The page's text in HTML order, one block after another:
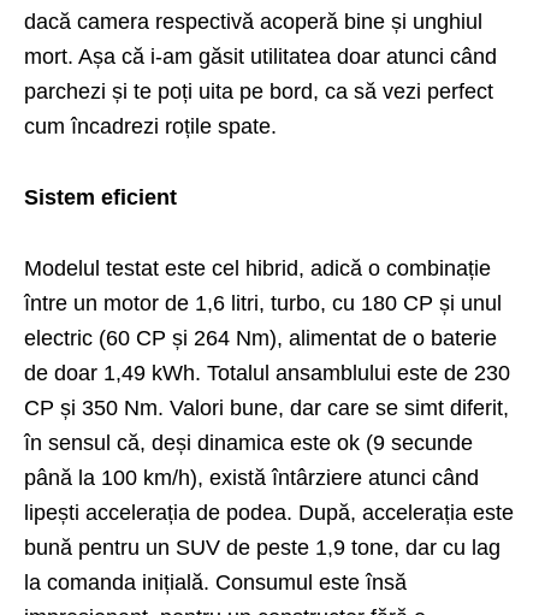
dacă camera respectivă acoperă bine și unghiul
mort. Așa că i-am găsit utilitatea doar atunci când
parchezi și te poți uita pe bord, ca să vezi perfect
cum încadrezi roțile spate.
Sistem eficient
Modelul testat este cel hibrid, adică o combinație
între un motor de 1,6 litri, turbo, cu 180 CP și unul
electric (60 CP și 264 Nm), alimentat de o baterie
de doar 1,49 kWh. Totalul ansamblului este de 230
CP și 350 Nm. Valori bune, dar care se simt diferit,
în sensul că, deși dinamica este ok (9 secunde
până la 100 km/h), există întârziere atunci când
lipești accelerația de podea. După, accelerația este
bună pentru un SUV de peste 1,9 tone, dar cu lag
la comanda inițială. Consumul este însă